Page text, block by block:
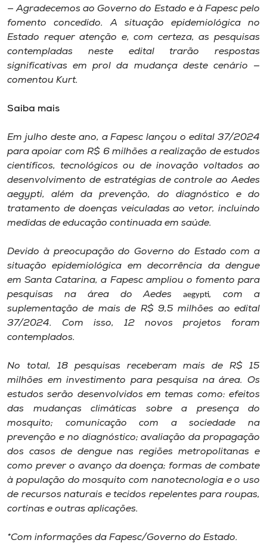
— Agradecemos ao Governo do Estado e à Fapesc pelo
fomento concedido. A situação epidemiológica no
Estado requer atenção e, com certeza, as pesquisas
contempladas neste edital trarão respostas
significativas em prol da mudança deste cenário —
comentou Kurt.
Saiba mais
Em julho deste ano, a Fapesc lançou o edital 37/2024
para apoiar com R$ 6 milhões a realização de estudos
científicos, tecnológicos ou de inovação voltados ao
desenvolvimento de estratégias de controle ao Aedes
aegypti, além da prevenção, do diagnóstico e do
tratamento de doenças veiculadas ao vetor, incluindo
medidas de educação continuada em saúde.
Devido à preocupação do Governo do Estado com a
situação epidemiológica em decorrência da dengue
em Santa Catarina, a Fapesc ampliou o fomento para
pesquisas na área do Aedesaegypti, com a
suplementação de mais de R$ 9,5 milhões ao edital
37/2024. Com isso, 12 novos projetos foram
contemplados.
No total, 18 pesquisas receberam mais de R$ 15
milhões em investimento para pesquisa na área. Os
estudos serão desenvolvidos em temas como: efeitos
das mudanças climáticas sobre a presença do
mosquito; comunicação com a sociedade na
prevenção e no diagnóstico; avaliação da propagação
dos casos de dengue nas regiões metropolitanas e
como prever o avanço da doença; formas de combate
à população do mosquito com nanotecnologia e o uso
de recursos naturais e tecidos repelentes para roupas,
cortinas e outras aplicações.
*Com informações da Fapesc/Governo do Estado.